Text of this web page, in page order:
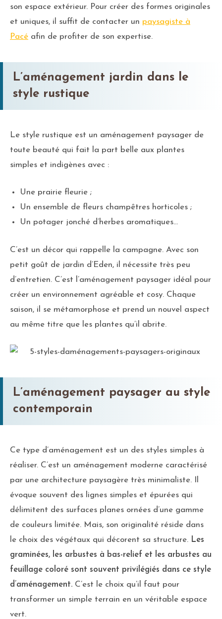
son espace extérieur. Pour créer des formes originales
et uniques, il suffit de contacter un paysagiste à
Pacé afin de profiter de son expertise.
L’aménagement jardin dans le
style rustique
Le style rustique est un aménagement paysager de
toute beauté qui fait la part belle aux plantes
simples et indigènes avec :
Une prairie fleurie ;
Un ensemble de fleurs champêtres horticoles ;
Un potager jonché d’herbes aromatiques…
C’est un décor qui rappelle la campagne. Avec son
petit goût de jardin d’Eden, il nécessite très peu
d’entretien. C’est l’aménagement paysager idéal pour
créer un environnement agréable et cosy. Chaque
saison, il se métamorphose et prend un nouvel aspect
au même titre que les plantes qu’il abrite.
L’aménagement paysager au style
contemporain
Ce type d’aménagement est un des styles simples à
réaliser. C’est un aménagement moderne caractérisé
par une architecture paysagère très minimaliste. Il
évoque souvent des lignes simples et épurées qui
délimitent des surfaces planes ornées d’une gamme
de couleurs limitée. Mais, son originalité réside dans
le choix des végétaux qui décorent sa structure. Les
graminées, les arbustes à bas-relief et les arbustes au
feuillage coloré sont souvent privilégiés dans ce style
d’aménagement. C’est le choix qu’il faut pour
transformer un simple terrain en un véritable espace
vert.